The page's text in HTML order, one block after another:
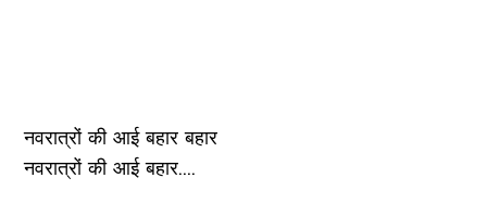
नवरात्रों की आई बहार बहार
नवरात्रों की आई बहार....